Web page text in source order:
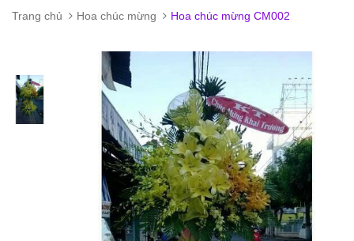
Trang chủ Hoa chúc mừng Hoa chúc mừng CM002